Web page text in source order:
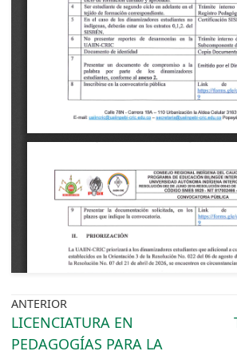
ANTERIOR
LICENCIATURA EN
PEDAGOGÍAS PARA LA